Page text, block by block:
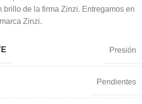
brillo de la firma Zinzi. Entregamos en
Zinzi.
Presión
Pendientes